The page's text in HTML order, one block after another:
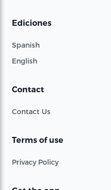
Ediciones
Spanish
English
Contact
Contact Us
Terms of use
Privacy Policy